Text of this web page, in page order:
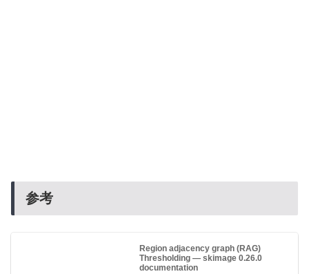
参考
Region adjacency graph (RAG)
Thresholding — skimage 0.26.0
documentation